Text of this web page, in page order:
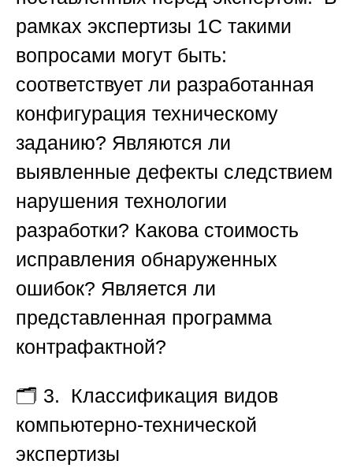
рамках экспертизы 1С такими
вопросами могут быть:
соответствует ли разработанная
конфигурация техническому
заданию? Являются ли
выявленные дефекты следствием
нарушения технологии
разработки? Какова стоимость
исправления обнаруженных
ошибок? Является ли
представленная программа
контрафактной?
🗂️ 3. Классификация видов
компьютерно-технической
экспертизы